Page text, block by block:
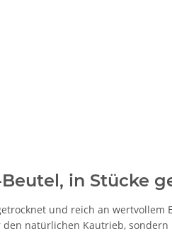
in Stücke
und reich an wertvollem
natürlichen Kautrieb,